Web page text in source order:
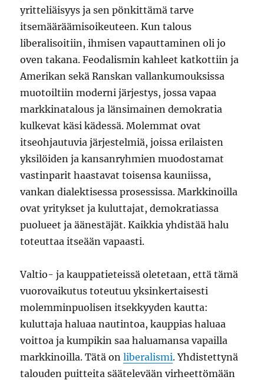
yritteliäisyys ja sen pönkittämä tarve
itsemääräämisoikeuteen. Kun talous
liberalisoitiin, ihmisen vapauttaminen oli jo
oven takana. Feodalismin kahleet katkottiin ja
Amerikan sekä Ranskan vallankumouksissa
muotoiltiin moderni järjestys, jossa vapaa
markkinatalous ja länsimainen demokratia
kulkevat käsi kädessä. Molemmat ovat
itseohjautuvia järjestelmiä, joissa erilaisten
yksilöiden ja kansanryhmien muodostamat
vastinparit haastavat toisensa kauniissa,
vankan dialektisessa prosessissa. Markkinoilla
ovat yritykset ja kuluttajat, demokratiassa
puolueet ja äänestäjät. Kaikkia yhdistää halu
toteuttaa itseään vapaasti.
Valtio- ja kauppatieteissä oletetaan, että tämä
vuorovaikutus toteutuu yksinkertaisesti
molemminpuolisen itsekkyyden kautta:
kuluttaja haluaa nautintoa, kauppias haluaa
voittoa ja kumpikin saa haluamansa vapailla
markkinoilla. Tätä onliberalismi. Yhdistettynä
talouden puitteita säätelevään virheettömään